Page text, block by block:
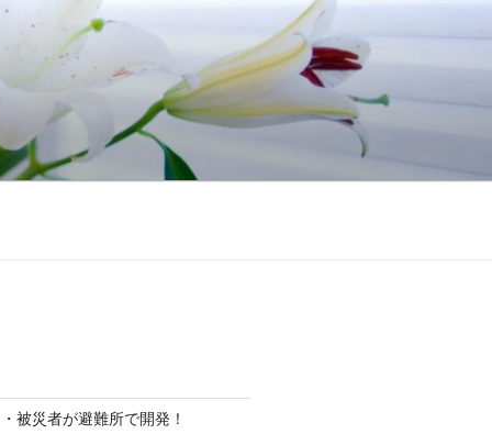
被災者が避難所で開発！